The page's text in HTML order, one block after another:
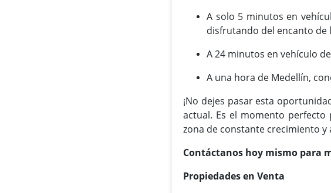
A solo 5 minutos en
disfrutando del encanto de
A 24 minutos en vehículo
A una hora de Medellín,
¡No dejes pasar esta
actual. Es el momento
zona de constante crecimiento y
Contáctanos hoy mismo para
Propiedades en Venta